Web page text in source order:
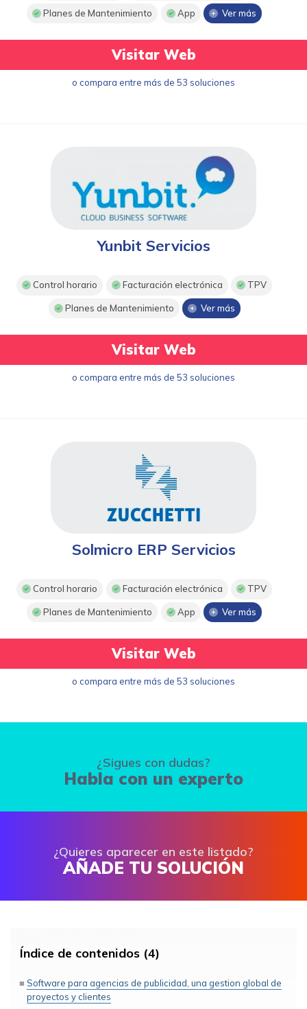
Planes de Mantenimiento App Ver más
Visitar Web
o compara entre más de 53 soluciones
Yunbit Servicios
Control horario Facturación electrónica TPV
Planes de Mantenimiento Ver más
Visitar Web
o compara entre más de 53 soluciones
Solmicro ERP Servicios
Control horario Facturación electrónica TPV
Planes de Mantenimiento App Ver más
Visitar Web
o compara entre más de 53 soluciones
¿Sigues con dudas?
Habla con un experto
¿Quieres aparecer en este listado?
AÑADE TU SOLUCIÓN
Índice de contenidos (4)
Software para agencias de publicidad, una gestion global de
proyectos y clientes